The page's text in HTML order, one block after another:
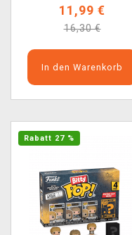
11,99 €
16,30 €
In den Warenkorb
Rabatt 27 %